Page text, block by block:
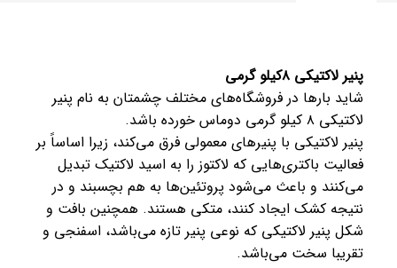
پنیر لاکتیکی ۸کیلو گرمی
شاید بارها در فروشگاه‌های مختلف چشمتان به نام پنیر
لاکتیکی ۸ کیلو گرمی دوماس خورده باشد.
پنیر لاکتیکی با پنیرهای معمولی فرق می‌کند، زیرا اساساً بر
فعالیت باکتری‌هایی که لاکتوز را به اسید لاکتیک تبدیل
می‌کنند و باعث می‌شود پروتئین‌ها به هم بچسبند و در
نتیجه کشک ایجاد کنند، متکی هستند. همچنین بافت و
شکل پنیر لاکتیکی که نوعی پنیر تازه می‌باشد، اسفنجی و
تقریبا سخت می‌باشد.